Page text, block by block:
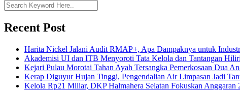
Recent Post
Harita Nickel Jalani Audit RMAP+, Apa Dampaknya untuk
Akademisi UI dan ITB Menyoroti Tata Kelola dan Tantangan
Kejari Pulau Morotai Tahan Ayah Tersangka Pemerkosaan Dua
Kerap Diguyur Hujan Tinggi, Pengendalian Air Limpasan Jadi
Kelola Rp21 Miliar, DKP Halmahera Selatan Fokuskan